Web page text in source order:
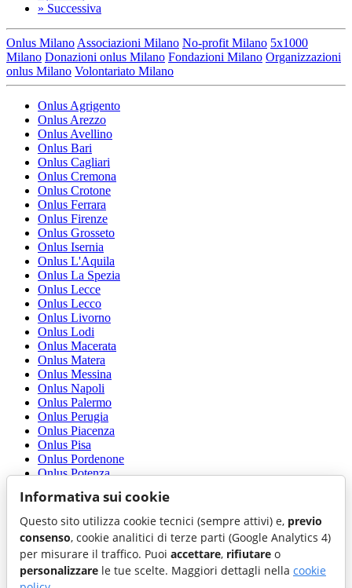
» Successiva
Onlus Milano Associazioni Milano No-profit Milano 5x1000
Milano Donazioni onlus Milano Fondazioni Milano Organizzazioni
onlus Milano Volontariato Milano
Onlus Agrigento
Onlus Arezzo
Onlus Avellino
Onlus Bari
Onlus Cagliari
Onlus Cremona
Onlus Crotone
Onlus Ferrara
Onlus Firenze
Onlus Grosseto
Onlus Isernia
Onlus L'Aquila
Onlus La Spezia
Onlus Lecce
Onlus Lecco
Onlus Livorno
Onlus Lodi
Onlus Macerata
Onlus Matera
Onlus Messina
Onlus Napoli
Onlus Palermo
Onlus Perugia
Onlus Piacenza
Onlus Pisa
Onlus Pordenone
Onlus Potenza
Onlus Reggio nell'Emilia
Onlus Rimini
Onlus Roma
Onlus Savona
Onlus Taranto
Onlus Terni
Informativa sui cookie
Questo sito utilizza cookie tecnici (sempre attivi) e, previo
consenso, cookie analitici di terze parti (Google Analytics 4)
per misurare il traffico. Puoi accettare, rifiutare o
personalizzare le tue scelte. Maggiori dettagli nella cookie